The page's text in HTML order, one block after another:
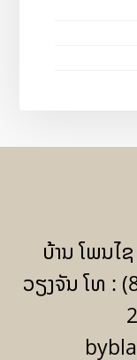
ບ້ານ ໂພນໄ
ວຽງຈັນ ໂທ :